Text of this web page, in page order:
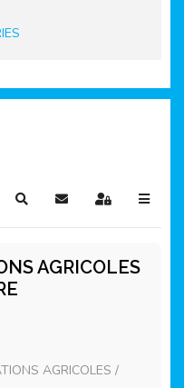
RechercherS'abonner au blog
Sign In
AGRICOLES
AGRICOLES /